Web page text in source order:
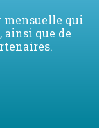
mensuelle qui
ainsi que de